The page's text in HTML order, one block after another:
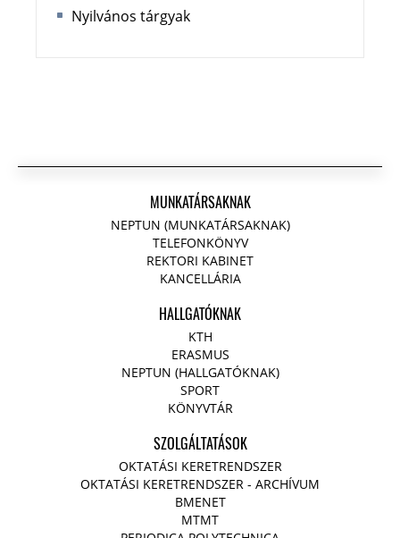
Nyilvános tárgyak
MUNKATÁRSAKNAK
NEPTUN (MUNKATÁRSAKNAK)
TELEFONKÖNYV
REKTORI KABINET
KANCELLÁRIA
HALLGATÓKNAK
KTH
ERASMUS
NEPTUN (HALLGATÓKNAK)
SPORT
KÖNYVTÁR
SZOLGÁLTATÁSOK
OKTATÁSI KERETRENDSZER
OKTATÁSI KERETRENDSZER - ARCHÍVUM
BMENET
MTMT